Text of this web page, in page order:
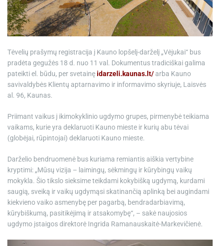
Tėvelių prašymų registracija į Kauno lopšelį-darželį „Vėjukai“ bus
pradėta gegužės 18 d. nuo 11 val. Dokumentus tradiciškai galima
pateikti el. būdu, per svetainęidarzeli.kaunas.lt/ arba Kauno
savivaldybės Klientų aptarnavimo ir informavimo skyriuje, Laisvės
al. 96, Kaunas.
Priimant vaikus į ikimokyklinio ugdymo grupes, pirmenybė teikiama
vaikams, kurie yra deklaruoti Kauno mieste ir kurių abu tėvai
(globėjai, rūpintojai) deklaruoti Kauno mieste.
Darželio bendruomenė bus kuriama remiantis aiškia vertybine
kryptimi: „Mūsų vizija – laimingų, sėkmingų ir kūrybingų vaikų
mokykla. Šio tikslo sieksime teikdami kokybišką ugdymą, kurdami
saugią, sveiką ir vaikų ugdymąsi skatinančią aplinką bei augindami
kiekvieno vaiko asmenybę per pagarbą, bendradarbiavimą,
kūrybiškumą, pasitikėjimą ir atsakomybę“, – sakė naujosios
ugdymo įstaigos direktorė Ingrida Ramanauskaitė-Markevičienė.